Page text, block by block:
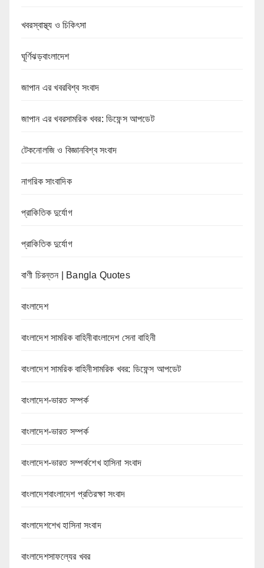
খবরস্বাস্থ্য ও চিকিৎসা
ঘূর্ণিঝড়বাংলাদেশ
জাপান এর খবরবিশ্ব সংবাদ
জাপান এর খবরসামরিক খবর: ডিফেন্স আপডেট
টেকনোলজি ও বিজ্ঞানবিশ্ব সংবাদ
নাগরিক সাংবাদিক
প্রাকিতিক দুর্যোগ
প্রাকিতিক দুর্যোগ
বাণী চিরন্তন | Bangla Quotes
বাংলাদেশ
বাংলাদেশ সামরিক বাহিনীবাংলাদেশ সেনা বাহিনী
বাংলাদেশ সামরিক বাহিনীসামরিক খবর: ডিফেন্স আপডেট
বাংলাদেশ-ভারত সম্পর্ক
বাংলাদেশ-ভারত সম্পর্ক
বাংলাদেশ-ভারত সম্পর্কশেখ হাসিনা সংবাদ
বাংলাদেশবাংলাদেশ প্রতিরক্ষা সংবাদ
বাংলাদেশশেখ হাসিনা সংবাদ
বাংলাদেশসাফল্যের খবর